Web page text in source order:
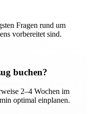
Fragen rund um
vorbereitet sind.
buchen?
2–4 Wochen im
optimal einplanen.